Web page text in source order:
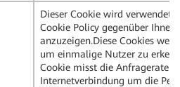
Dieser Cookie wird verwendet
Cookie Policy gegenüber Ihnen
anzuzeigen.Diese Cookies
um einmalige Nutzer zu
Cookie misst die Anfragerate
Internetverbindung um die